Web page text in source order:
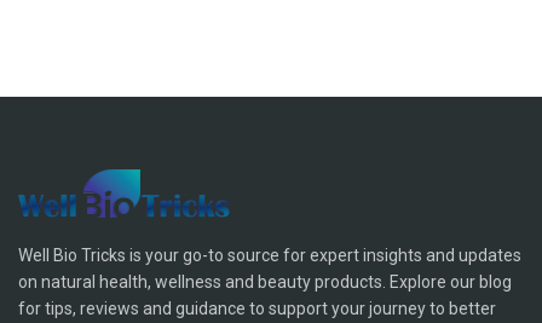
Well Bio Tricks is your go-to source for expert insights and updates
on natural health, wellness and beauty products. Explore our blog
for tips, reviews and guidance to support your journey to better